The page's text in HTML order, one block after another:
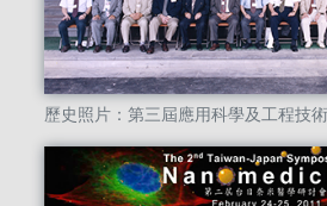
歷史照片：第三屆應用科學及工程技